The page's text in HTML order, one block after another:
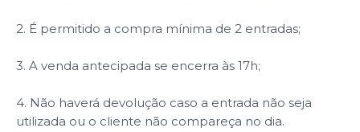
2. É permitido a compra mínima de 2 entradas;
3. A venda antecipada se encerra às 17h;
4. Não haverá devolução caso a entrada não seja
utilizada ou o cliente não compareça no dia.